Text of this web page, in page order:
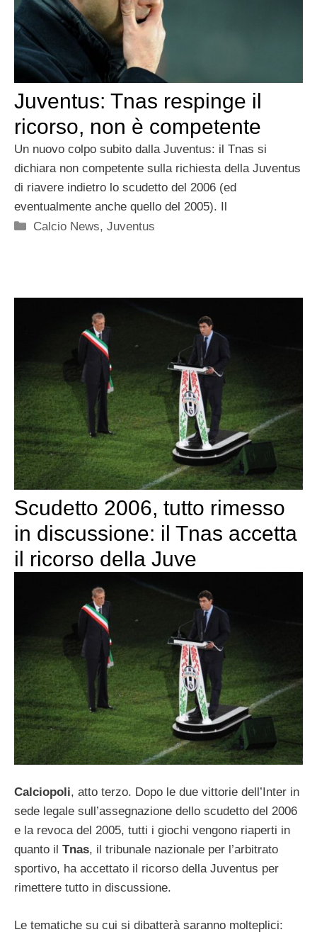
Juventus: Tnas respinge il
ricorso, non è competente
Un nuovo colpo subito dalla Juventus: il Tnas si
dichiara non competente sulla richiesta della Juventus
di riavere indietro lo scudetto del 2006 (ed
eventualmente anche quello del 2005). Il
Categorie
Calcio News,Juventus
Scudetto 2006, tutto rimesso
in discussione: il Tnas accetta
il ricorso della Juve
Calciopoli, atto terzo. Dopo le due vittorie dell’Inter in
sede legale sull’assegnazione dello scudetto del 2006
e la revoca del 2005, tutti i giochi vengono riaperti in
quanto il Tnas, il tribunale nazionale per l’arbitrato
sportivo, ha accettato il ricorso della Juventus per
rimettere tutto in discussione.
Le tematiche su cui si dibatterà saranno molteplici: